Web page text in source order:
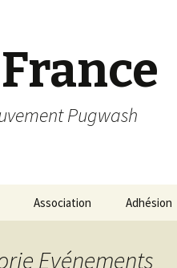
Pugwash
Association Adhésion
Evénements